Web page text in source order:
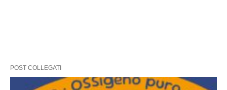
POST COLLEGATI